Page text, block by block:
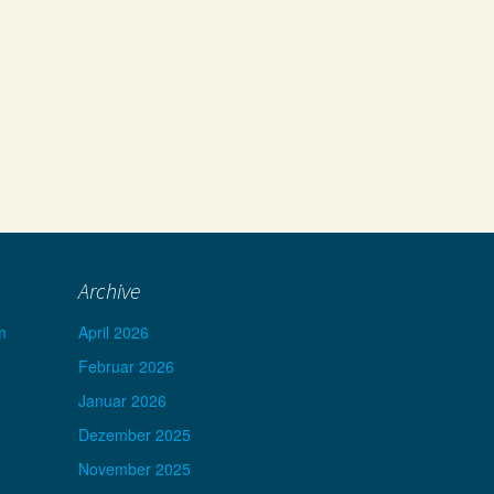
Archive
April 2026
Februar 2026
Januar 2026
Dezember 2025
November 2025